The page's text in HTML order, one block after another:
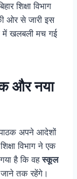
शिक्षा विभाग
ओर से जारी इस
में खलबली मच गई
और नया
पाठक अपने आदेशों
विभाग ने एक
गया है कि वहस्कूल
तक रहेंगे।